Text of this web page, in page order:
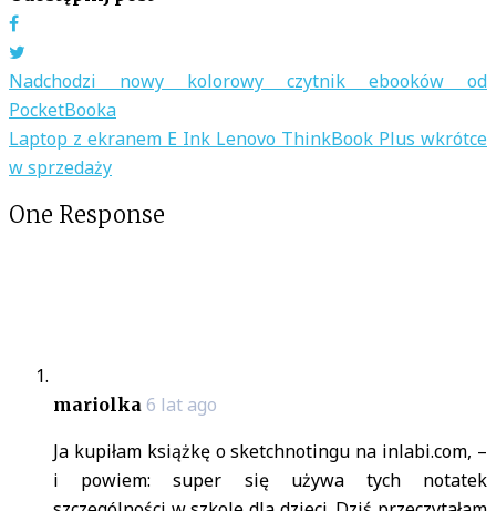
Facebook
Nawigacja
wpisu
Nadchodzi nowy kolorowy czytnik ebooków od
PocketBooka
Laptop z ekranem E Ink Lenovo ThinkBook Plus wkrótce
w sprzedaży
One Response
mariolka 6 lat ago
Ja kupiłam książkę o sketchnotingu na inlabi.com, –
i powiem: super się używa tych notatek